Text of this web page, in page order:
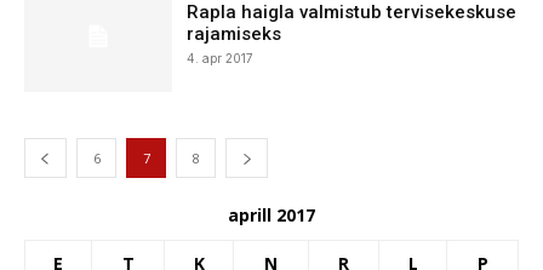
Rapla haigla valmistub tervisekeskuse
rajamiseks
4. apr 2017
6 7 8
aprill 2017
E T K N R L P